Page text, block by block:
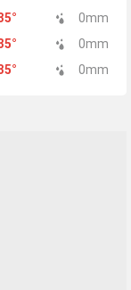
° 0mm
° 0mm
° 0mm